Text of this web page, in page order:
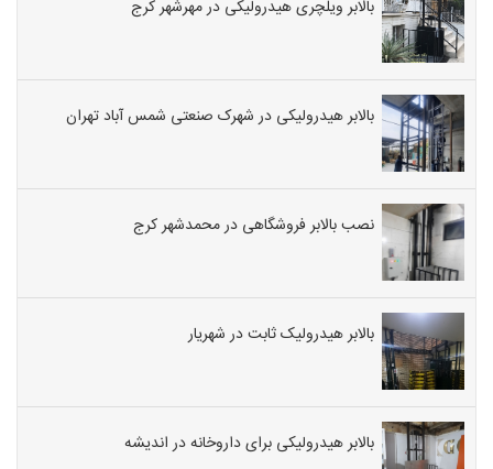
بالابر ویلچری هیدرولیکی در مهرشهر کرج
بالابر هیدرولیکی در شهرک صنعتی شمس آباد تهران
نصب بالابر فروشگاهی در محمدشهر کرج
بالابر هیدرولیک ثابت در شهریار
بالابر هیدرولیکی برای داروخانه در اندیشه